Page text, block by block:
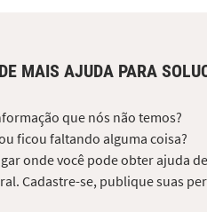
MAIS AJUDA PARA
que nós não temos?
ficou faltando alguma coisa?
onde você pode obter ajuda
Cadastre-se, publique suas